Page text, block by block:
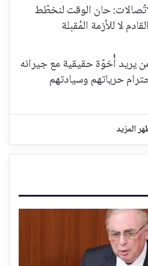
حان الوقت لنخطّط
لا للأزمة المُقبلة
يريد أُخوّة حقيقية مع جيرانه
حرياتهم وسيادتهم
المزيد